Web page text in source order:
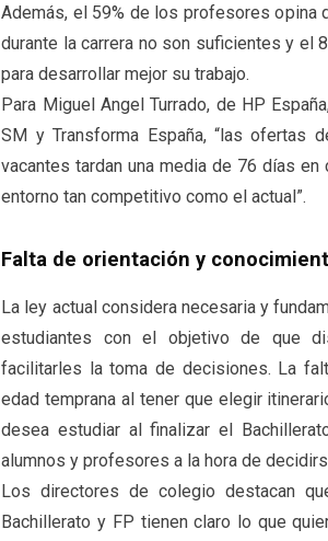
Además, el 59% de los profesores opina
durante la carrera no son suficientes y el
para desarrollar mejor su trabajo.
Para Miguel Angel Turrado, de HP
SM y Transforma España, “las ofertas
vacantes tardan una media de 76 días
entorno tan competitivo como el actual”.
Falta de orientación y
La ley actual considera necesaria y
estudiantes con el objetivo de que
facilitarles la toma de decisiones. La
edad temprana al tener que elegir
desea estudiar al finalizar el
alumnos y profesores a la hora de
Los directores de colegio destacan
Bachillerato y FP tienen claro lo que